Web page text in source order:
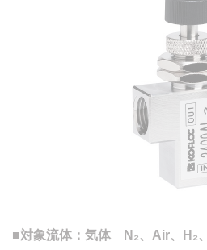
■対象流体：気体 N₂、Air、H₂